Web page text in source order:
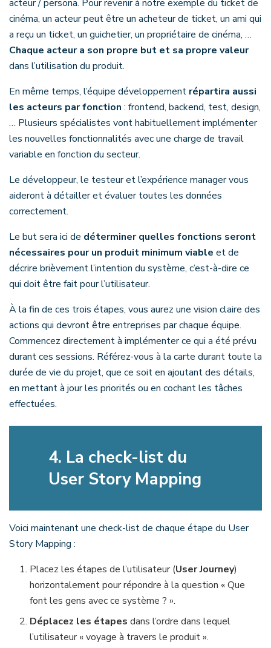
acteur / persona. Pour revenir à notre exemple du ticket de
cinéma, un acteur peut être un acheteur de ticket, un ami qui
a reçu un ticket, un guichetier, un propriétaire de cinéma, …
Chaque acteur a son propre but et sa propre valeur
dans l’utilisation du produit.
En même temps, l’équipe développement répartira aussi
les acteurs par fonction : frontend, backend, test, design,
… Plusieurs spécialistes vont habituellement implémenter
les nouvelles fonctionnalités avec une charge de travail
variable en fonction du secteur.
Le développeur, le testeur et l’expérience manager vous
aideront à détailler et évaluer toutes les données
correctement.
Le but sera ici de déterminer quelles fonctions seront
nécessaires pour un produit minimum viable et de
décrire brièvement l’intention du système, c’est-à-dire ce
qui doit être fait pour l’utilisateur.
À la fin de ces trois étapes, vous aurez une vision claire des
actions qui devront être entreprises par chaque équipe.
Commencez directement à implémenter ce qui a été prévu
durant ces sessions. Référez-vous à la carte durant toute la
durée de vie du projet, que ce soit en ajoutant des détails,
en mettant à jour les priorités ou en cochant les tâches
effectuées.
4. La check-list du
User Story Mapping
Voici maintenant une check-list de chaque étape du User
Story Mapping :
Placez les étapes de l’utilisateur (User Journey)
horizontalement pour répondre à la question « Que
font les gens avec ce système ? ».
Déplacez les étapes dans l’ordre dans lequel
l’utilisateur « voyage à travers le produit ».